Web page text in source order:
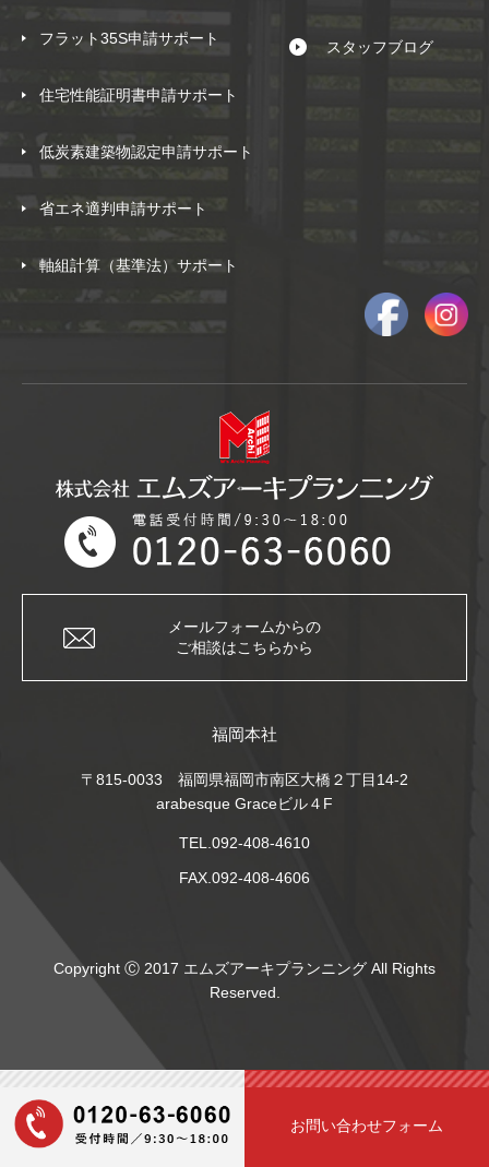
お問い合わせフォーム
フラット35S申請サポート
住宅性能証明書申請サポート
低炭素建築物認定申請サポート
省エネ適判申請サポート
軸組計算（基準法）サポート
スタッフブログ
メールフォームからの
ご相談はこちらから
福岡本社
〒815-0033 福岡県福岡市南区大橋２丁目14-2
arabesque Graceビル４F
TEL.092-408-4610
FAX.092-408-4606
Copyright Ⓒ 2017 エムズアーキプランニング All Rights
Reserved.